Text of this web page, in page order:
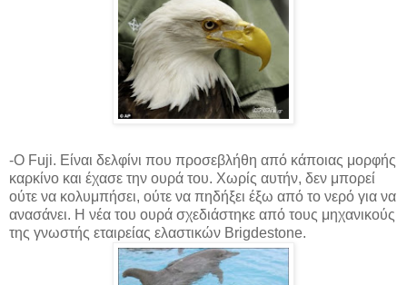
-Ο Fuji. Είναι δελφίνι που προσεβλήθη από κάποιας μορφής
καρκίνο και έχασε την ουρά του. Χωρίς αυτήν, δεν μπορεί
ούτε να κολυμπήσει, ούτε να πηδήξει έξω από το νερό για να
ανασάνει. Η νέα του ουρά σχεδιάστηκε από τους μηχανικούς
της γνωστής εταιρείας ελαστικών Brigdestone.